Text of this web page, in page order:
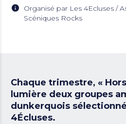
Organisé par Les 4Ecluses /
Scéniques Rocks
Chaque trimestre, «
lumière deux groupes
dunkerquois
4Écluses.